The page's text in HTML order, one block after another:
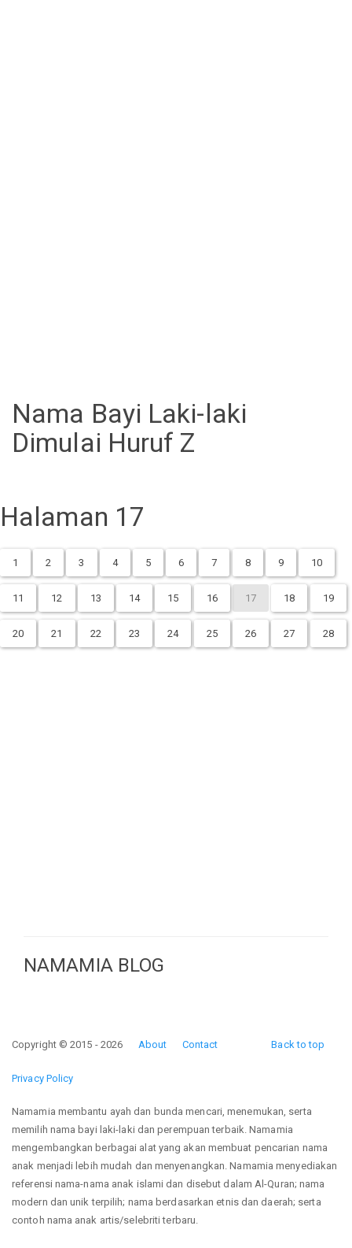
Nama Bayi Laki-laki
Dimulai Huruf Z
Halaman 17
1 2 3 4 5 6 7 8 9 10
11 12 13 14 15 16 17 18 19
20 21 22 23 24 25 26 27 28
NAMAMIA BLOG
Back to top
Copyright © 2015 - 2026 About Contact
Privacy Policy
Namamia membantu ayah dan bunda mencari, menemukan, serta
memilih nama bayi laki-laki dan perempuan terbaik. Namamia
mengembangkan berbagai alat yang akan membuat pencarian nama
anak menjadi lebih mudah dan menyenangkan. Namamia menyediakan
referensi nama-nama anak islami dan disebut dalam Al-Quran; nama
modern dan unik terpilih; nama berdasarkan etnis dan daerah; serta
contoh nama anak artis/selebriti terbaru.